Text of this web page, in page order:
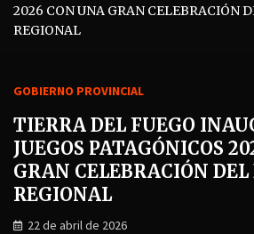
2026 CON UNA GRAN CELEBRACIÓN
REGIONAL
GOBIERNO PROVINCIAL
TIERRA DEL FUEGO
JUEGOS PATAGÓNICOS
GRAN CELEBRACIÓN DEL
REGIONAL
22 de abril de 2026